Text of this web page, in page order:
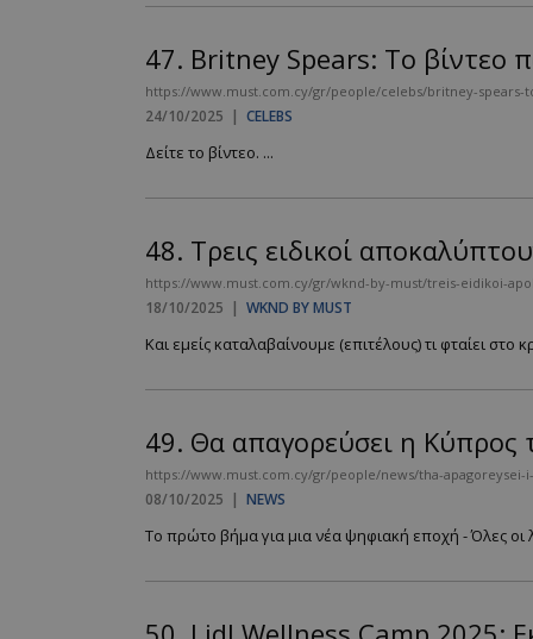
47. Britney Spears: Το βίντεο
https://www.must.com.cy/gr/people/celebs/britney-
24/10/2025 | CELEBS
Δείτε το βίντεο. ...
48. Τρεις ειδικοί
https://www.must.com.cy/gr/wknd-by-must/treis-eidikoi-
18/10/2025 | WKND BY MUST
Και εμείς καταλαβαίνουμε (επιτέλους) τι φταίει στο
49. Θα απαγορεύσει η Κύπρος
https://www.must.com.cy/gr/people/news/tha-apagoreysei-
08/10/2025 | NEWS
Το πρώτο βήμα για μια νέα ψηφιακή εποχή - Όλες οι
takeOverCookie
AdSphere-GDPR